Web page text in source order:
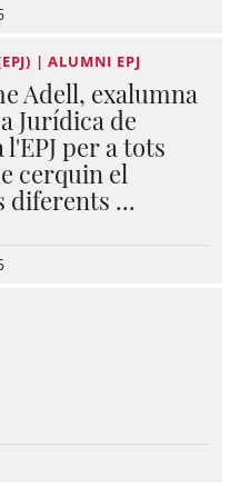
| ALUMNI EPJ
Adell, exalumna
Jurídica de
per a tots
cerquin el
diferents ...